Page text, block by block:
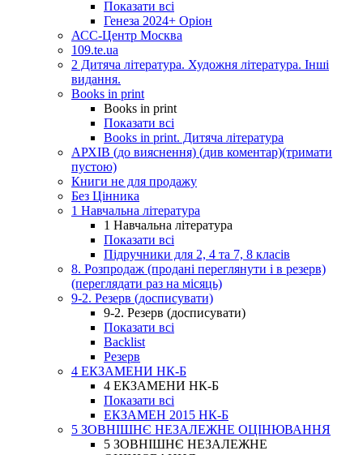
Показати всі
Генеза 2024+ Оріон
АСС-Центр Москва
109.te.ua
2 Дитяча література. Художня література. Інші
видання.
Books in print
Books in print
Показати всі
Books in print. Дитяча література
АРХІВ (до вияснення) (див коментар)(тримати
пустою)
Книги не для продажу
Без Цінника
1 Навчальна література
1 Навчальна література
Показати всі
Підручники для 2, 4 та 7, 8 класів
8. Розпродаж (продані переглянути і в резерв)
(переглядати раз на місяць)
9-2. Резерв (досписувати)
9-2. Резерв (досписувати)
Показати всі
Backlist
Резерв
4 ЕКЗАМЕНИ НК-Б
4 ЕКЗАМЕНИ НК-Б
Показати всі
ЕКЗАМЕН 2015 НК-Б
5 ЗОВНІШНЄ НЕЗАЛЕЖНЕ ОЦІНЮВАННЯ
5 ЗОВНІШНЄ НЕЗАЛЕЖНЕ